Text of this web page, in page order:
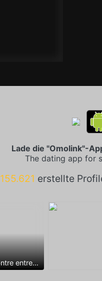
Lade die "Omolink"-
The dating app for
155.621 erstellte
Rencontre entre mecs